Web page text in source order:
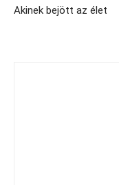
Akinek bejött az élet